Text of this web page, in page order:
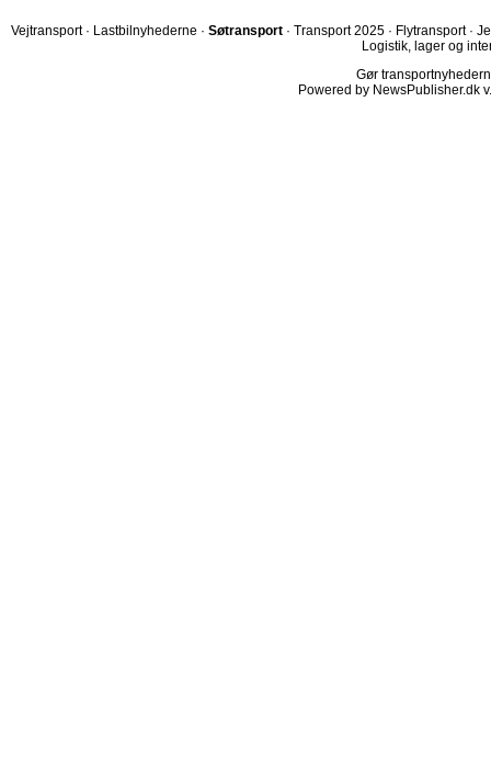
Vejtransport · Lastbilnyhederne · Søtransport · Transport 2025 · Flytransport ·
Logistik, lager og
Gør
Powered by NewsPublisher.dk